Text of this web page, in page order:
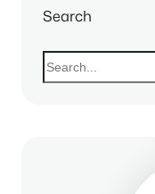
Search
S
e